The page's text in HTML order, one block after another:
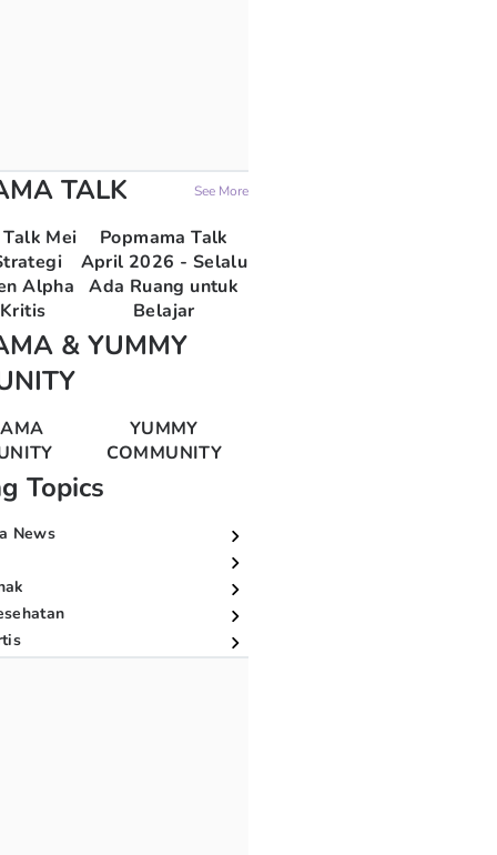
TALK See More
Mei
Alpha
Popmama Talk
April 2026 - Selalu
Ada Ruang untuk
Belajar
& YUMMY
YUMMY
COMMUNITY
Topics
News